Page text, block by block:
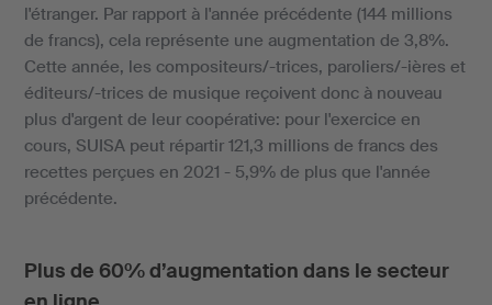
l'étranger. Par rapport à l'année précédente (144 millions
de francs), cela représente une augmentation de 3,8%.
Cette année, les compositeurs/-trices, paroliers/-ières et
éditeurs/-trices de musique reçoivent donc à nouveau
plus d'argent de leur coopérative: pour l'exercice en
cours, SUISA peut répartir 121,3 millions de francs des
recettes perçues en 2021 - 5,9% de plus que l'année
précédente.
Plus de 60% d’augmentation dans le secteur